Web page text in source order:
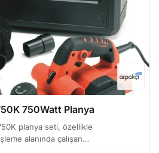
750Watt Planya
planya seti, özellikle
alanında çalışan